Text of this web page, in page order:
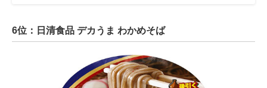
6位：日清食品 デカうま わかめそば